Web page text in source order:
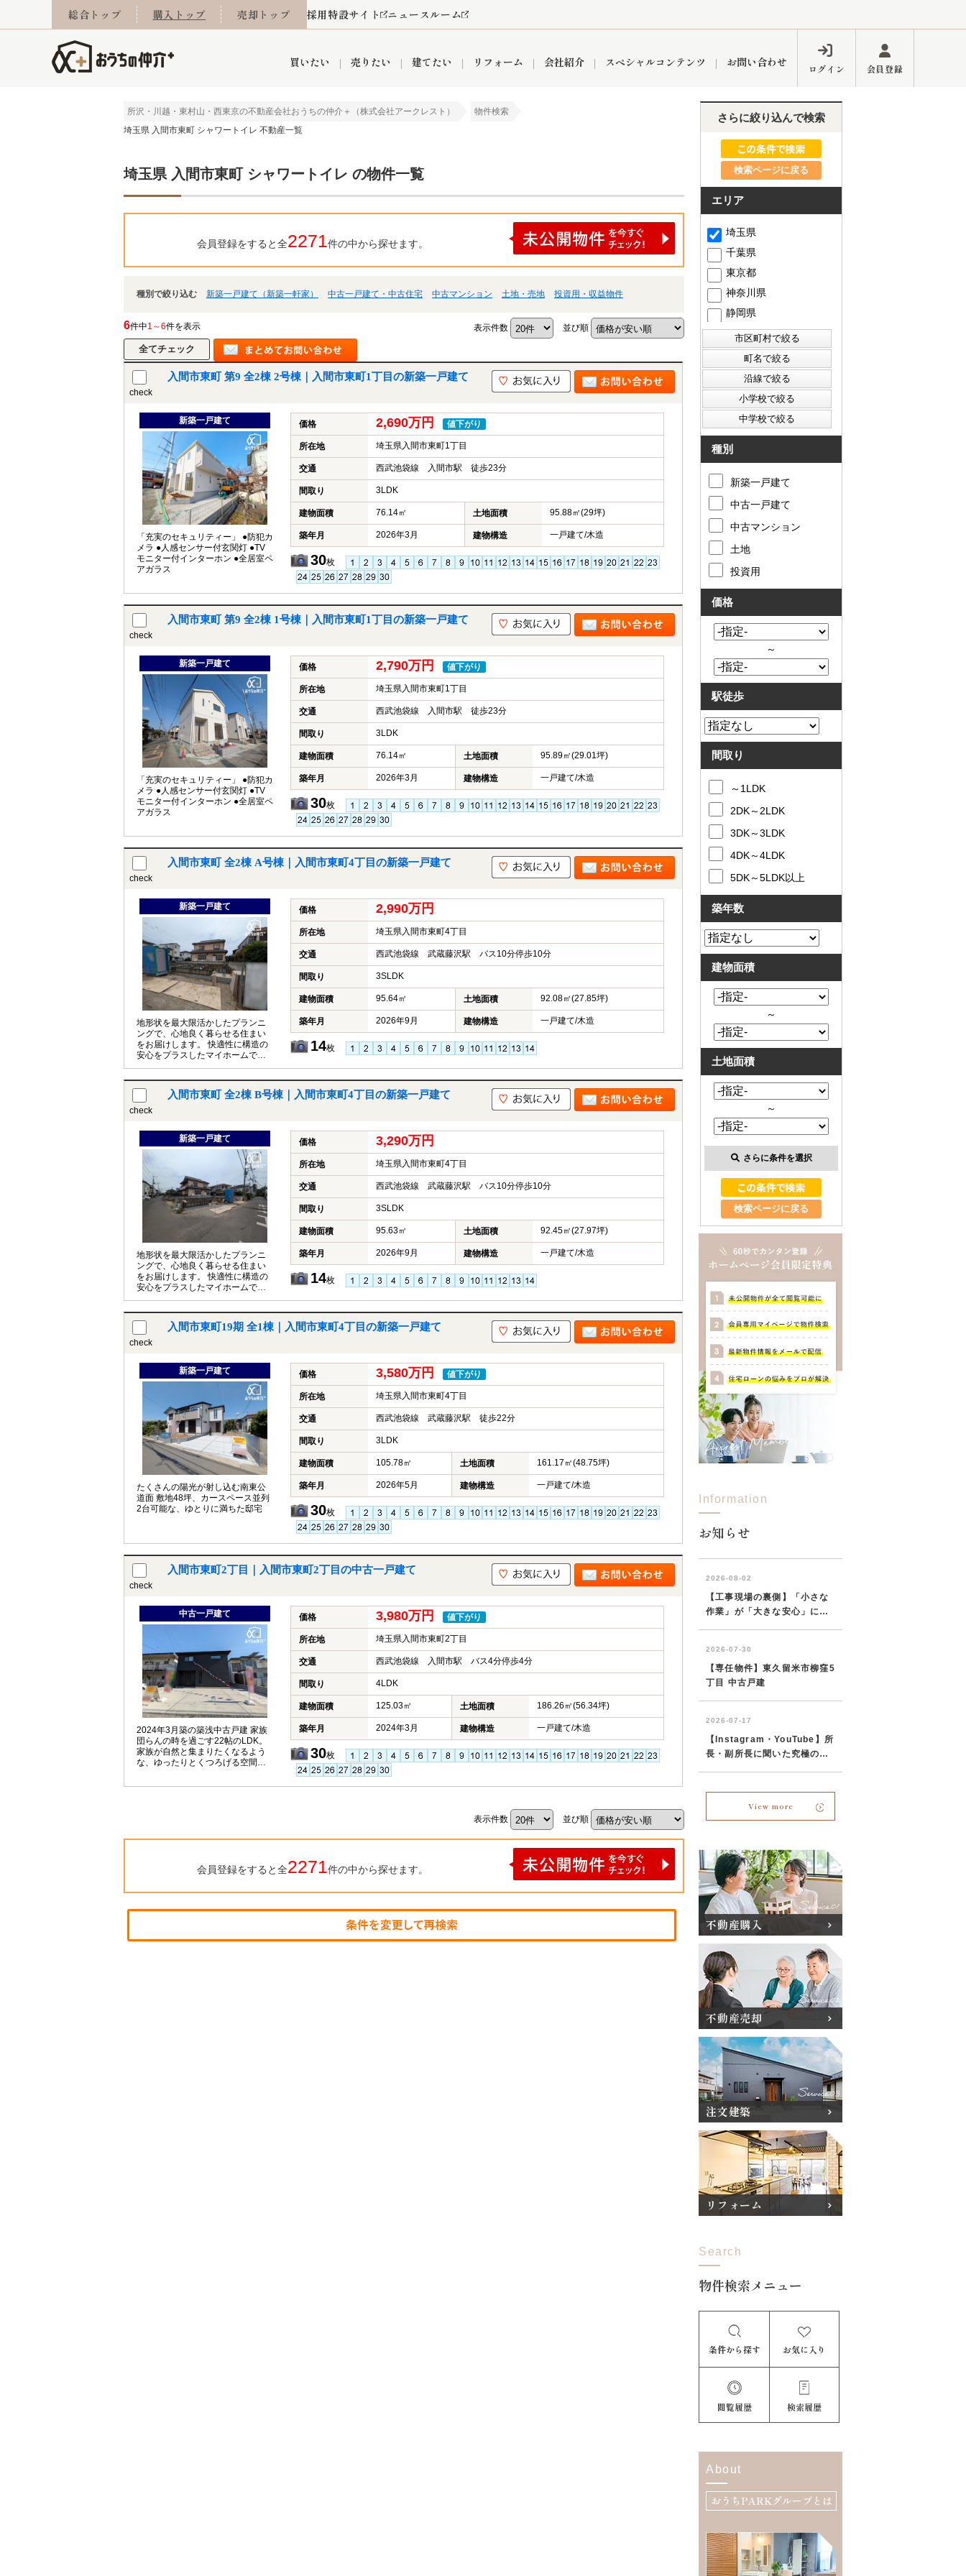
総合トップ 購入トップ 売却トップ 採用特設サイト ニュースルーム
買いたい
川越市 入間市 飯能市 狭山市 ふじみ野市 富士見市 志木市 新座市 朝霞市 西東京市 東村山市 東大和市
売りたい
練馬区
建てたい リフォーム 会社紹介
インフォメーション ブログ
秋津営業所 東久留米営業所
スペシャルコンテンツ お問い合わせ ログイン 会員登録
所沢・川越・東村山・西東京の不動産会社おうちの仲介＋（株式会社アークレスト）
物件検索
埼玉県 入間市東町 シャワートイレ 不動産一覧
埼玉県 入間市東町 シャワートイレ の物件一覧
会員登録をすると全2271件の中から探せます。
種別で絞り込む 新築一戸建て（新築一軒家） 中古一戸建て・中古住宅 中古マンション 土地・売地 投資用・収益物件
6件中1～6件を表示 表示件数 並び順
check
入間市東町 第9 全2棟 2号棟｜入間市東町1丁目の新築一戸建て
新築一戸建て
「充実のセキュリティー」 ●防犯カ
メラ ●人感センサー付玄関灯 ●TV
モニター付インターホン ●全居室ペ
アガラス
価格 2,690万円 値下がり
所在地 埼玉県入間市東町1丁目
交通 西武池袋線 入間市駅 徒歩23分
間取り 3LDK
建物面積 76.14㎡ 土地面積 95.88㎡(29坪)
築年月 2026年3月 建物構造 一戸建て/木造
30枚
check
入間市東町 第9 全2棟 1号棟｜入間市東町1丁目の新築一戸建て
新築一戸建て
「充実のセキュリティー」 ●防犯カ
メラ ●人感センサー付玄関灯 ●TV
モニター付インターホン ●全居室ペ
アガラス
価格 2,790万円 値下がり
所在地 埼玉県入間市東町1丁目
交通 西武池袋線 入間市駅 徒歩23分
間取り 3LDK
建物面積 76.14㎡ 土地面積 95.89㎡(29.01坪)
築年月 2026年3月 建物構造 一戸建て/木造
30枚
check
入間市東町 全2棟 A号棟｜入間市東町4丁目の新築一戸建て
新築一戸建て
地形状を最大限活かしたプランニ
ングで、心地良く暮らせる住まい
をお届けします。 快適性に構造の
安心をプラスしたマイホームで新
生活をはじめよう
価格 2,990万円
所在地 埼玉県入間市東町4丁目
交通 西武池袋線 武蔵藤沢駅 バス10分停歩10分
間取り 3SLDK
建物面積 95.64㎡ 土地面積 92.08㎡(27.85坪)
築年月 2026年9月 建物構造 一戸建て/木造
14枚
check
入間市東町 全2棟 B号棟｜入間市東町4丁目の新築一戸建て
新築一戸建て
地形状を最大限活かしたプランニ
ングで、心地良く暮らせる住まい
をお届けします。 快適性に構造の
安心をプラスしたマイホームで新
生活をはじめよう
価格 3,290万円
所在地 埼玉県入間市東町4丁目
交通 西武池袋線 武蔵藤沢駅 バス10分停歩10分
間取り 3SLDK
建物面積 95.63㎡ 土地面積 92.45㎡(27.97坪)
築年月 2026年9月 建物構造 一戸建て/木造
14枚
check
入間市東町19期 全1棟｜入間市東町4丁目の新築一戸建て
新築一戸建て
たくさんの陽光が射し込む南東公
道面 敷地48坪、カースペース並列
2台可能な、ゆとりに満ちた邸宅
価格 3,580万円 値下がり
所在地 埼玉県入間市東町4丁目
交通 西武池袋線 武蔵藤沢駅 徒歩22分
間取り 3LDK
建物面積 105.78㎡ 土地面積 161.17㎡(48.75坪)
築年月 2026年5月 建物構造 一戸建て/木造
30枚
check
入間市東町2丁目｜入間市東町2丁目の中古一戸建て
中古一戸建て
2024年3月築の築浅中古戸建 家族
団らんの時を過ごす22帖のLDK。
家族が自然と集まりたくなるよう
な、ゆったりとくつろげる空間で
価格 3,980万円 値下がり
所在地 埼玉県入間市東町2丁目
交通 西武池袋線 入間市駅 バス4分停歩4分
間取り 4LDK
建物面積 125.03㎡ 土地面積 186.26㎡(56.34坪)
築年月 2024年3月 建物構造 一戸建て/木造
30枚
表示件数 並び順
会員登録をすると全2271件の中から探せます。
さらに絞り込んで検索
検索ページに戻る
エリア
埼玉県
千葉県
東京都
神奈川県
静岡県
種別
新築一戸建て
中古一戸建て
中古マンション
土地
投資用
価格
～
駅徒歩
間取り
～1LDK
2DK～2LDK
3DK～3LDK
4DK～4LDK
5DK～5LDK以上
築年数
建物面積
～
土地面積
～
さらに条件を選択
検索ページに戻る
Information
お知らせ
View more
不動産購入
不動産売却
注文建築
リフォーム
Search
物件検索メニュー
条件から探す お気に入り
閲覧履歴 検索履歴
About
おうちPARKグループとは